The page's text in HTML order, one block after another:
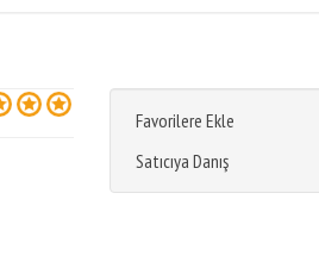
Favorilere Ekle
Satıcıya Danış